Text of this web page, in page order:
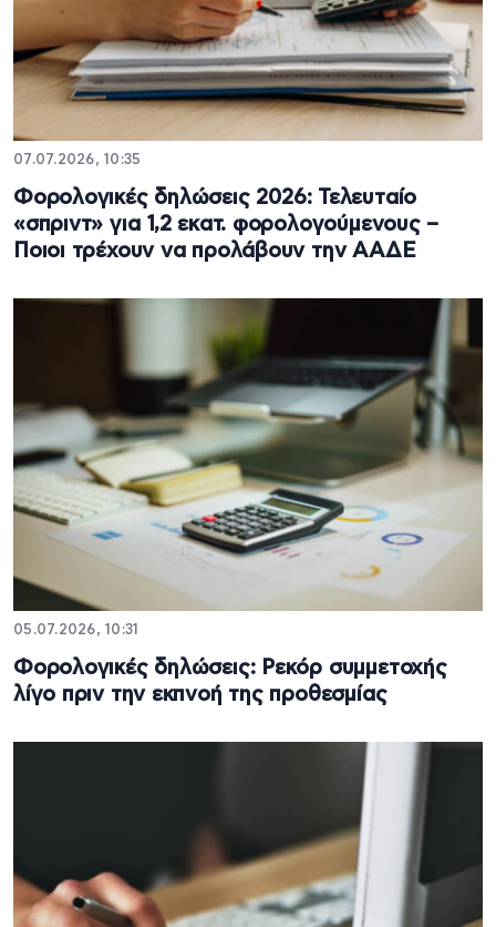
07.07.2026, 10:35
Φορολογικές δηλώσεις 2026: Τελευταίο
«σπριντ» για 1,2 εκατ. φορολογούμενους –
Ποιοι τρέχουν να προλάβουν την ΑΑΔΕ
05.07.2026, 10:31
Φορολογικές δηλώσεις: Ρεκόρ συμμετοχής
λίγο πριν την εκπνοή της προθεσμίας